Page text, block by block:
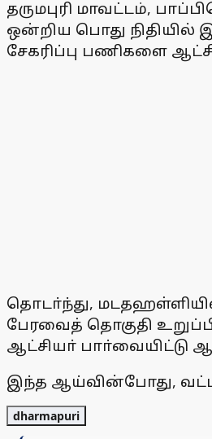
தருமபுரி மாவட்டம்,
ஒன்றிய பொது நிதியில்
சேகரிப்பு பணிகளை
தொடா்ந்து, மடதஹள்ளியில்
பேரவைத் தொகுதி
ஆட்சியா் பாா்வையிட்டு
இந்த ஆய்வின்போது,
dharmapuri